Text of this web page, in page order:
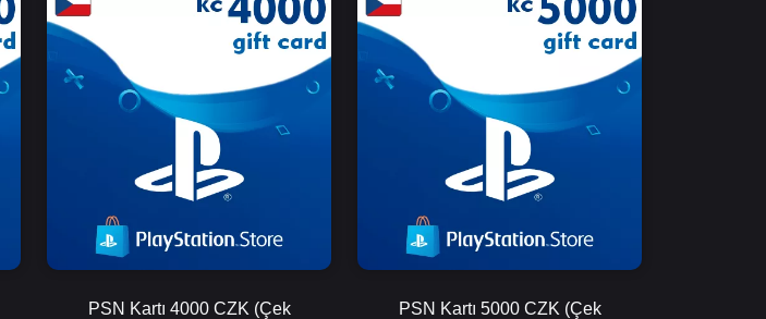
PSN Kartı 4000 CZK (Çek
PSN Kartı 5000 CZK (Çek